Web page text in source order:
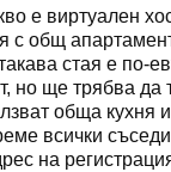
е виртуален
с общ
стая е по-
но ще трябва да
обща кухня
всички
на